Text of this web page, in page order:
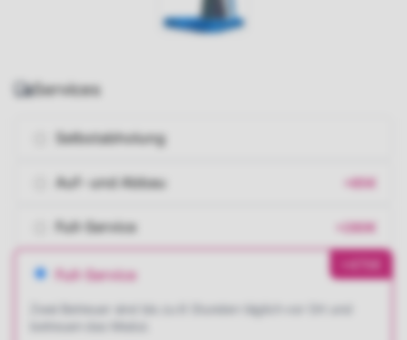
Services
Selbstabholung
Auf- und Abbau +85€
Full-Service +280€
Full-Service
Zwei Betreuer sind bis zu 6 Stunden täglich vor Ort und